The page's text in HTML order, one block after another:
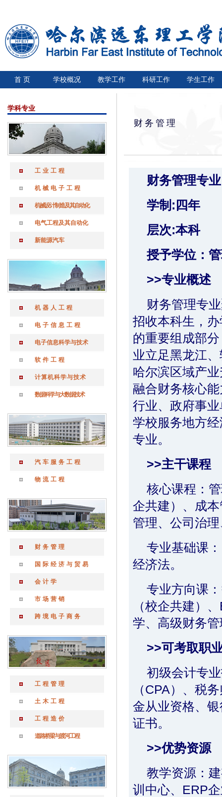
首 页 学校概况 教学工作 科研工作 学生工作
财务管理
财务管理专业
学制:四年
层次:本科
授予学位：
>>专业概述
财务管理专
招收本科生，
的重要组成部
业立足黑龙江
哈尔滨区域产
融合财务核心
行业、政府事
学校服务地方
专业。
>>主干课程
核心课程：
企共建）、成
管理、公司治
专业基础课
经济法。
专业方向课
（校企共建）
学、高级财务
>>可考取职
初级会计专
（CPA）、税
金从业资格、
证书。
>>优势资源
教学资源：
训中心、ERP
学科专业
工业工程
机械电子工程
机械设计制造及其自动化
电气工程及其自动化
新能源汽车
机器人工程
电子信息工程
电子信息科学与技术
软件工程
计算机科学与技术
数据科学与大数据技术
汽车服务工程
物流工程
财务管理
国际经济与贸易
会计学
市场营销
跨境电子商务
工程管理
土木工程
工程造价
道路桥梁与渡河工程